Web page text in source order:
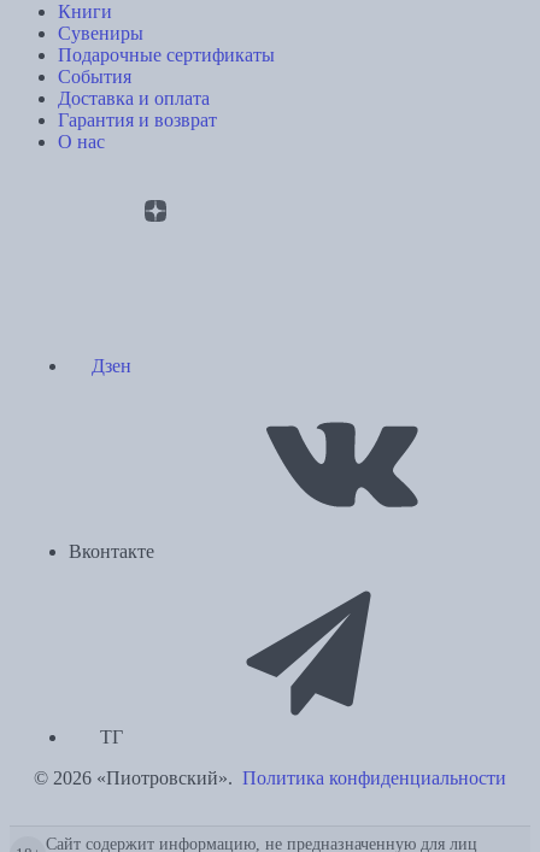
Книги
Сувениры
Подарочные сертификаты
События
Доставка и оплата
Гарантия и возврат
О нас
Дзен
Вконтакте
ТГ
© 2026 «Пиотровский». Политика конфиденциальности
Сайт содержит информацию, не предназначенную для лиц